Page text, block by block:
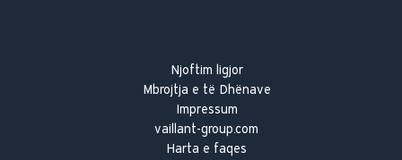
Njoftim ligjor
Mbrojtja e të Dhënave
Impressum
vaillant-group.com
Harta e faqes